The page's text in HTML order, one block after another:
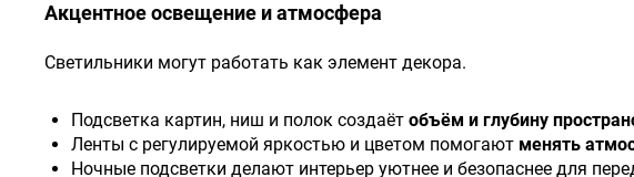
Акцентное освещение и атмосфера
Светильники могут работать как элемент декора.
Подсветка картин, ниш и полок создаёт объём и глубину
Ленты с регулируемой яркостью и цветом помогают менять
Ночные подсветки делают интерьер уютнее и безопаснее для